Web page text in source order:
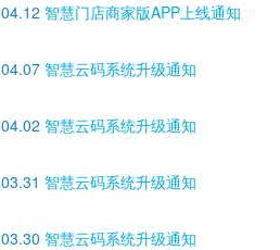
智慧门店商家版APP上线通知
智慧云码系统升级通知
智慧云码系统升级通知
智慧云码系统升级通知
智慧云码系统升级通知